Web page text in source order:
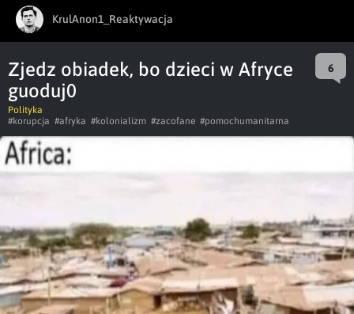
KrulAnon1_Reaktywacja
Zjedz obiadek, bo dzieci w Afryce
guoduj0
6
Polityka
#korupcja #afryka #kolonializm #zacofane #pomochumanitarna